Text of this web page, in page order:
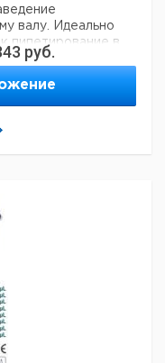
валу. Идеально
пипетирование в
усталости рук
данные могут
руб.